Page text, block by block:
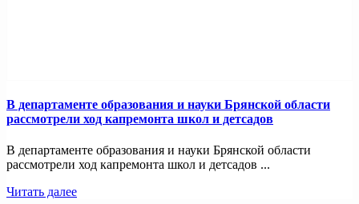
В департаменте образования и науки Брянской области
рассмотрели ход капремонта школ и детсадов
В департаменте образования и науки Брянской области
рассмотрели ход капремонта школ и детсадов ...
Читать далее